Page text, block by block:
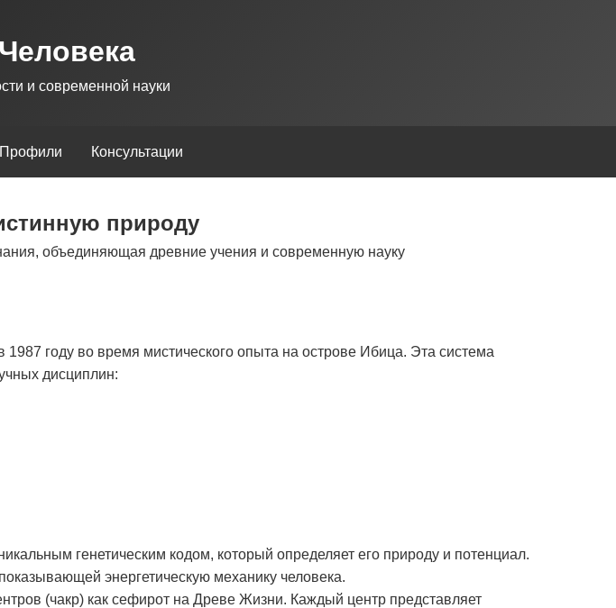
и современной науки
Профили Консультации
природу
объединяющая древние учения и современную науку
году во время мистического опыта на острове Ибица. Эта система
дисциплин:
генетическим кодом, который определяет его природу и потенциал.
энергетическую механику человека.
(чакр) как сефирот на Древе Жизни. Каждый центр представляет